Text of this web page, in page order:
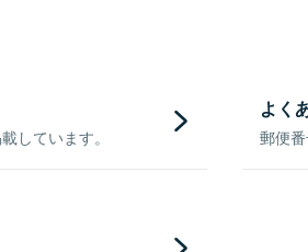
しています。
よく
郵便